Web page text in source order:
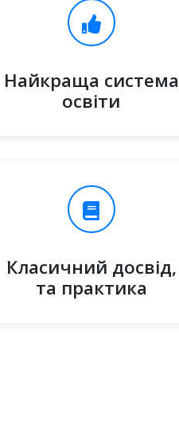
Найкраща система
освіти
Класичний досвід,
та практика